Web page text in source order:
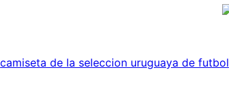
camiseta de la seleccion uruguaya de futbol